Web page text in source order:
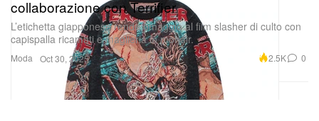
Moda
collaborazione con Terrifier
L’etichetta giapponese rende omaggio al film slasher di culto con
capispalla ricamati e maglieria in mohair.
Oct 30, 2025 2.5K 0